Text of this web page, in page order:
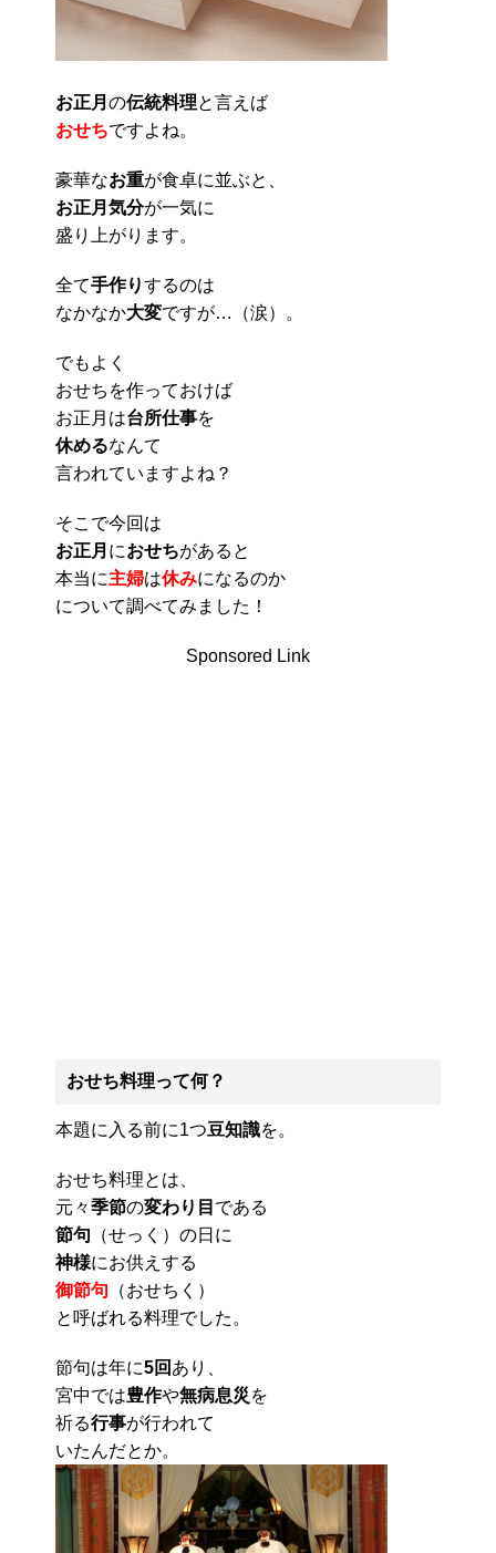
お正月 の伝統料理と言えば
おせちですよね。
豪華なお重が食卓に並ぶと、
お正月気分が一気に
盛り上がります。
全て手作りするのは
なかなか大変ですが…（涙）。
でもよく
おせちを作っておけば
お正月は台所仕事を
休めるなんて
言われていますよね？
そこで今回は
お正月 におせちがあると
本当に主婦は休みになるのか
について調べてみました！
Sponsored Link
おせち料理って何？
本題に入る前に1つ豆知識を。
おせち料理とは、
元々季節の変わり目 である
節句 （せっく）の日に
神様にお供えする
御節句 （おせちく）
と呼ばれる料理でした。
節句は年に5回 あり、
宮中では豊作や無病息災 を
祈る行事が行われて
いたんだとか。